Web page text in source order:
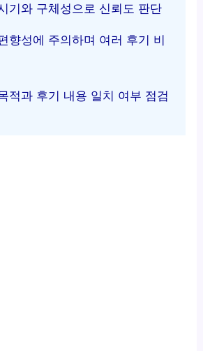
기와 구체성으로 신뢰도 판단
향성에 주의하며 여러 후기 비
적과 후기 내용 일치 여부 점검